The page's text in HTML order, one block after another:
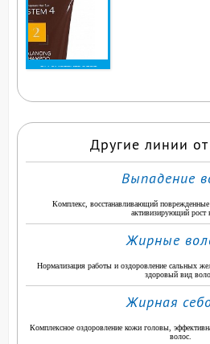
ВЫ СМОТРИТЕ ЭТОТ
Другие линии от
Выпадение
Комплекс, восстанавливающий
активизирующий рост
Жирные
Нормализация работы и оздоровление сальных
здоровый вид
Жирная
Комплексное оздоровление кожи головы,
волос.